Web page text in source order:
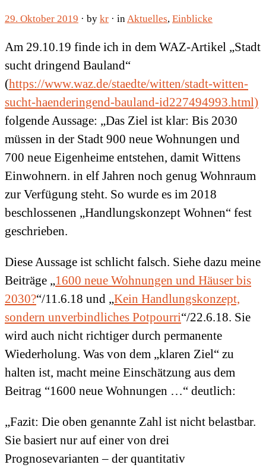
29. Oktober 2019 · by kr · inAktuelles, Einblicke
Am 29.10.19 finde ich in dem WAZ-Artikel „Stadt
sucht dringend Bauland“
(https://www.waz.de/staedte/witten/stadt-witten-
sucht-haenderingend-bauland-id227494993.html)
folgende Aussage: „Das Ziel ist klar: Bis 2030
müssen in der Stadt 900 neue Wohnungen und
700 neue Eigenheime entstehen, damit Wittens
Einwohnern. in elf Jahren noch genug Wohnraum
zur Verfügung steht. So wurde es im 2018
beschlossenen „Handlungskonzept Wohnen“ fest
geschrieben.
Diese Aussage ist schlicht falsch. Siehe dazu meine
Beiträge „1600 neue Wohnungen und Häuser bis
2030?“/11.6.18 und „Kein Handlungskonzept,
sondern unverbindliches Potpourri“/22.6.18. Sie
wird auch nicht richtiger durch permanente
Wiederholung. Was von dem „klaren Ziel“ zu
halten ist, macht meine Einschätzung aus dem
Beitrag “1600 neue Wohnungen …“ deutlich:
„Fazit: Die oben genannte Zahl ist nicht belastbar.
Sie basiert nur auf einer von drei
Prognosevarianten – der quantitativ